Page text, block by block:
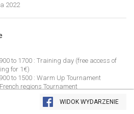
widoku
2022
to 1700 : Training day (free access of
for 1€)
to 1500 : Warm Up Tournament
regions Tournament
WIDOK WYDARZENIE